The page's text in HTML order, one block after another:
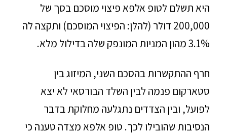
היא תשלם לטופ אלפא פיצוי מוסכם בסך של
200,000 דולר (להלן: הפיצוי המוסכם) ותקצה לה
3.1% מהון המניות המונפק שלה בדילול מלא.
חרף ההתקשרות בהסכם השני, המיזוג בין
סטארקום פנמה לבין השלד הבורסאי לא יצא
לפועל, ובין הצדדים נתגלעה מחלוקת בדבר
הנסיבות שהובילו לכך. טופ אלפא מצדה טענה כי